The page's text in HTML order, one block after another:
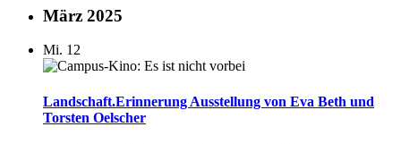
März 2025
Mi. 12
Landschaft.Erinnerung Ausstellung von Eva Beth und
Torsten Oelscher